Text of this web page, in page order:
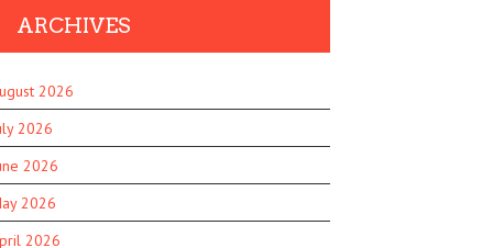
ARCHIVES
2026
2026
2026
2026
2026